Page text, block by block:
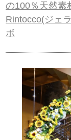
の100％天然素
Rintocco(ジェ
ボ